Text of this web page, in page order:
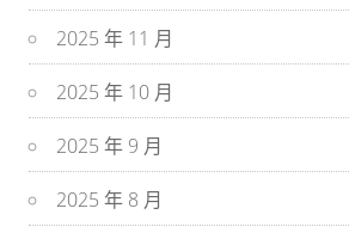
2025 年 11 月
2025 年 10 月
2025 年 9 月
2025 年 8 月